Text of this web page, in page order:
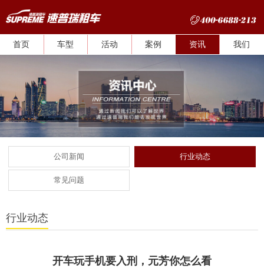
首页 车型 活动 案例 资讯 我们
公司新闻 行业动态
常见问题
行业动态
开车玩手机要入刑，元芳你怎么看